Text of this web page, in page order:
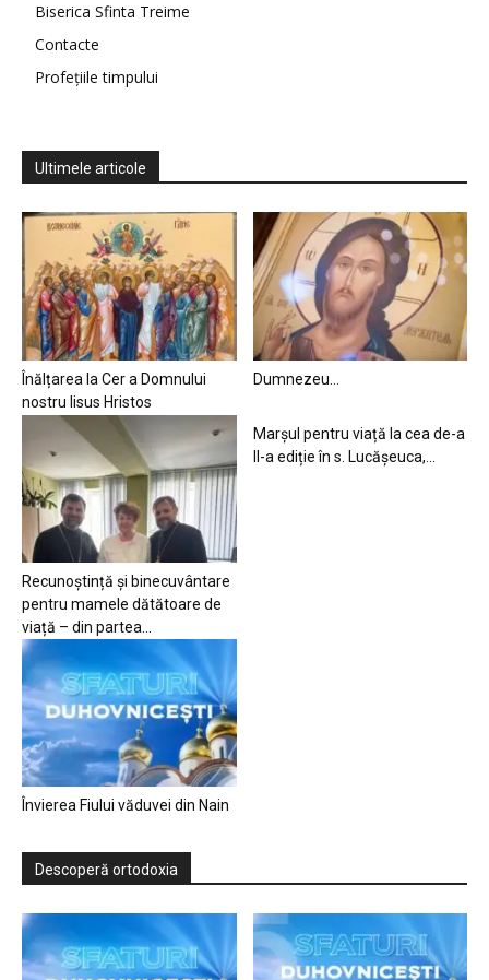
Biserica Sfinta Treime
Contacte
Profețiile timpului
Ultimele articole
Înălțarea la Cer a Domnului
nostru Iisus Hristos
Dumnezeu…
Recunoștință și binecuvântare
pentru mamele dătătoare de
viață – din partea...
Marșul pentru viață la cea de-a
II-a ediție în s. Lucășeuca,...
Învierea Fiului văduvei din Nain
Descoperă ortodoxia